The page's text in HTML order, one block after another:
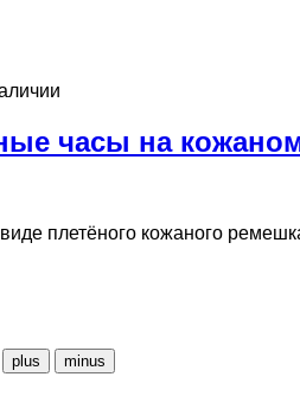
часы на
плетёного кожаного